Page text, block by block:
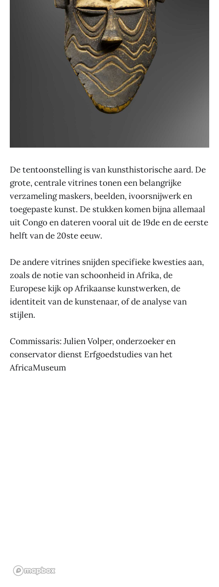
De tentoonstelling is van kunsthistorische aard. De
grote, centrale vitrines tonen een belangrijke
verzameling maskers, beelden, ivoorsnijwerk en
toegepaste kunst. De stukken komen bijna allemaal
uit Congo en dateren vooral uit de 19de en de eerste
helft van de 20ste eeuw.
De andere vitrines snijden specifieke kwesties aan,
zoals de notie van schoonheid in Afrika, de
Europese kijk op Afrikaanse kunstwerken, de
identiteit van de kunstenaar, of de analyse van
stijlen.
Commissaris: Julien Volper, onderzoeker en
conservator dienst Erfgoedstudies van het
AfricaMuseum